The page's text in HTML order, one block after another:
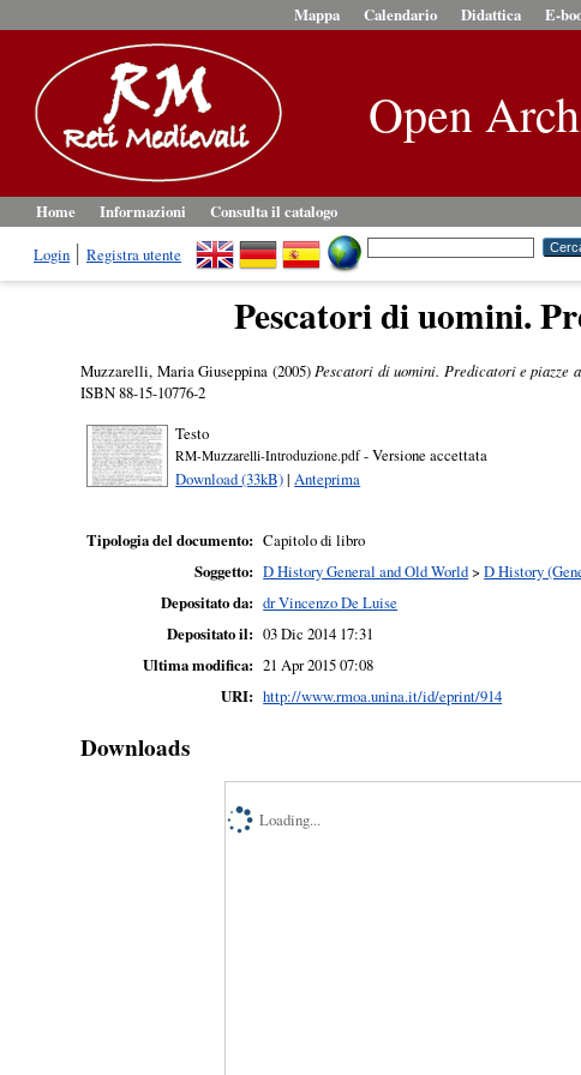
Mappa Calendario Didattica E-
Open
Home Informazioni
Consulta il catalogo
Login
Registra utente
Pescatori di uomini.
Muzzarelli, Maria Giuseppina (2005)Pescatori di uomini. Predicatori e piazze
ISBN 88-15-10776-2
Testo
RM-Muzzarelli-Introduzione.pdf- Versione accettata
Download (33kB)| Anteprima
Tipologia del documento: Capitolo di libro
Soggetto: D History General and Old World>D History
Depositato da: dr Vincenzo De Luise
Depositato il: 03 Dic 2014 17:31
Ultima modifica: 21 Apr 2015 07:08
URI: http://www.rmoa.unina.it/id/eprint/914
Downloads
Loading...